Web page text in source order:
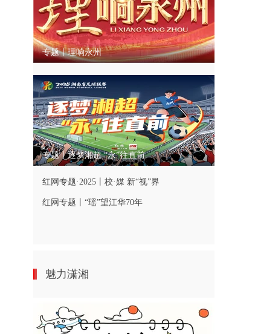
专题丨理响永州
专题丨逐梦湘超 “永”往直前
红网专题·2025丨校·媒 新“视”界
红网专题丨“瑶”望江华70年
魅力潇湘